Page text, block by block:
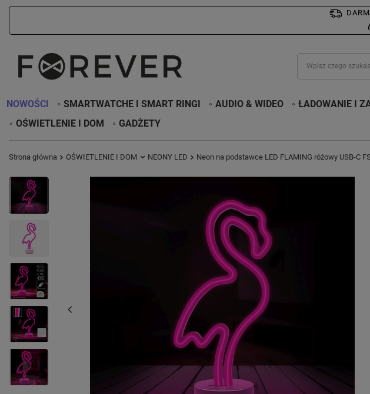
NOWOŚCI SMARTWATCHE I SMART RINGI AUDIO & WIDEO ŁADOWANIE I
OŚWIETLENIE I DOM
GADŻETY
Strona główna OŚWIETLENIE I DOM NEONY LED Neon na podstawce LED FLAMING różowy USB-C